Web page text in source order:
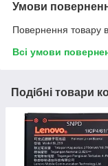
Умови
Повернення товару
Всі умови
Подібні товари